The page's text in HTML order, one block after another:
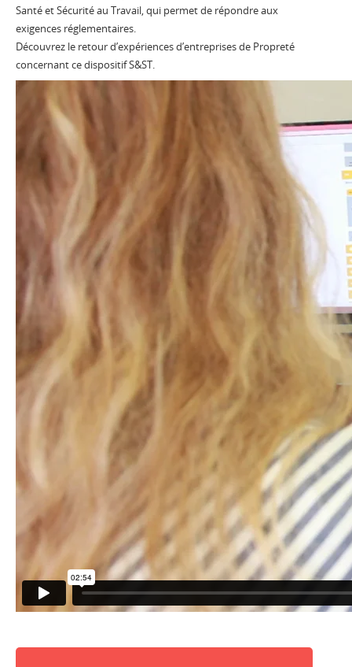
Santé et Sécurité au Travail, qui permet de répondre aux
exigences réglementaires.
Découvrez le retour d’expériences d’entreprises de Propreté
concernant ce dispositif S&ST.